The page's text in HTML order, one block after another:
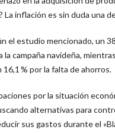
La inflación es sin duda una
el estudio mencionado, un
la campaña navideña,
% por la falta de ahorros.
por la situación
alternativas para
sus gastos durante el